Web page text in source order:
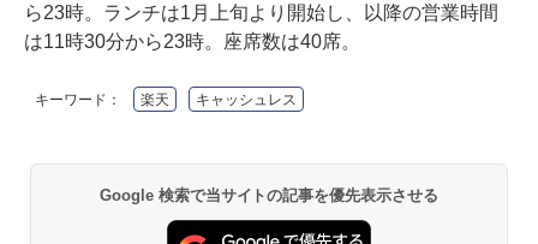
ら23時。ランチは1月上旬より開始し、以降の営業時間
は11時30分から23時。座席数は40席。
キーワード： 楽天 キャッシュレス
Google 検索で当サイトの記事を優先表示させる